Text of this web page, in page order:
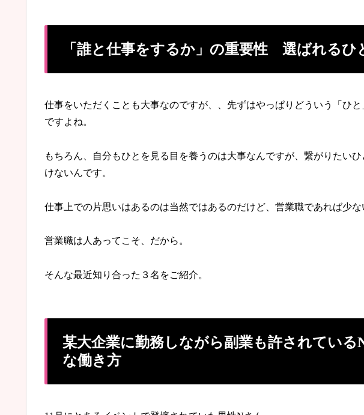
「誰と仕事をするか」の重要性 選ばれるひ
仕事をいただくことも大事なのですが、、先ずはやっぱりどういう「ひ
ですよね。
もちろん、自分もひとを見る目を養うのは大事なんですが、繋がりたい
けないんです。
仕事上での片思いはあるのは当然ではあるのだけど、営業職であれば少な
営業職は人あってこそ、だから。
そんな最近知り合った３名をご紹介。
某大企業に勤務しながら副業も許されてい
な働き方